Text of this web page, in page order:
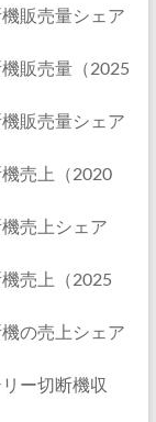
販売量シェア
販売量（2025
販売量シェア
売上（2020
売上シェア
売上（2025
の売上シェア
ー切断機収